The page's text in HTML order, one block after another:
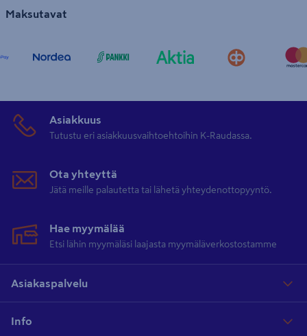
Maksutavat
Asiakkuus
Tutustu eri asiakkuusvaihtoehtoihin K-Raudassa.
Ota yhteyttä
Jätä meille palautetta tai lähetä yhteydenottopyyntö.
Hae myymälää
Etsi lähin myymäläsi laajasta myymäläverkostostamme
Asiakaspalvelu
Info